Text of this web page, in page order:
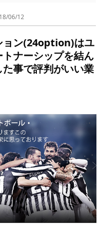
06/12
ョン(24option)はユ
ナーシップを結ん
事で評判がいい業